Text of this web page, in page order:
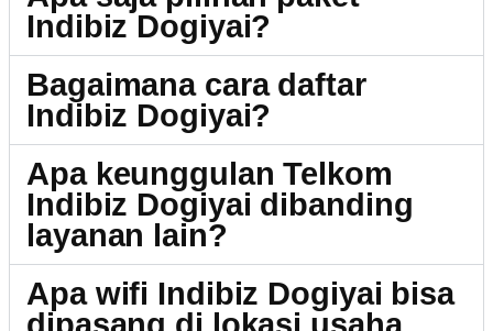
Indibiz Dogiyai?
Bagaimana cara daftar
Indibiz Dogiyai?
Apa keunggulan Telkom
Indibiz Dogiyai dibanding
layanan lain?
Apa wifi Indibiz Dogiyai bisa